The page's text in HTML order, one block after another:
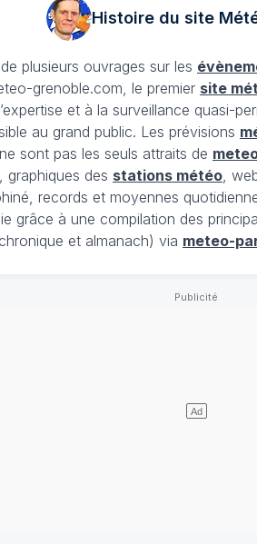
Histoire du site
plusieurs ouvrages sur les
grenoble.com, le premier site
et à la surveillance quasi-
au grand public. Les prévisions
sont pas les seuls attraits de
graphiques des stations météo ,
records et moyennes
grâce à une compilation des
et almanach) via meteo-